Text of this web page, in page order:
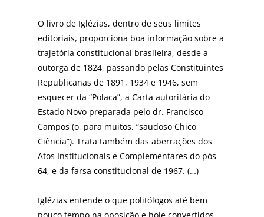
O livro de Iglézias, dentro de seus limites
editoriais, proporciona boa informação sobre a
trajetória constitucional brasileira, desde a
outorga de 1824, passando pelas Constituintes
Republicanas de 1891, 1934 e 1946, sem
esquecer da “Polaca”, a Carta autoritária do
Estado Novo preparada pelo dr. Francisco
Campos (o, para muitos, “saudoso Chico
Ciência”). Trata também das aberrações dos
Atos Institucionais e Complementares do pós-
64, e da farsa constitucional de 1967. (…)
Iglézias entende o que politólogos até bem